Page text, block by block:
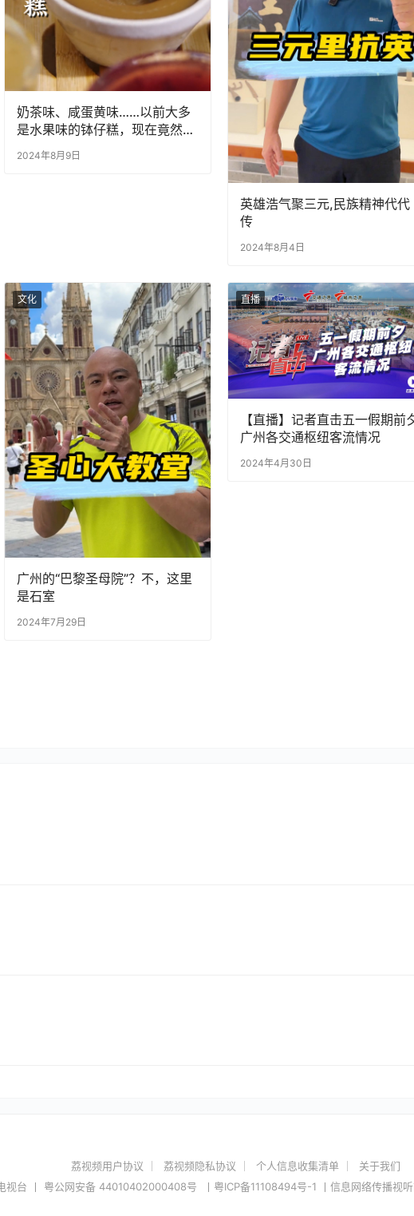
奶茶味、咸蛋黄味……以前大多
是水果味的钵仔糕，现在竟然有
这么多花样了#老广的味道 #纪
录片 #广州
2024年8月9日
英雄浩气聚三元,民族精神代代
传
2024年8月4日
文化
广州的“巴黎圣母院”？不，这里
是石室
2024年7月29日
直播
【直播】记者直击五一假期前
广州各交通枢纽客流情况
2024年4月30日
荔视频用户协议 荔视频隐私协议 个人信息收集清单
关于我们
台 丨
粤公网安备 44010402000408号 丨 粤ICP备11108494号-1 丨信息网络传播视